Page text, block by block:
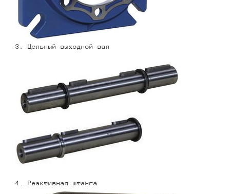
3. Цельный выходной вал
4. Реактивная штанга